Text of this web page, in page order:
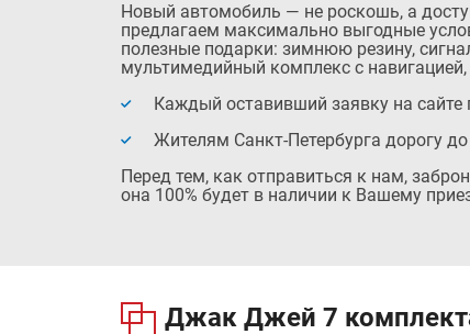
Новый автомобиль — не роскошь, а
предлагаем максимально выгодные
полезные подарки: зимнюю резину,
мультимедийный комплекс с
Каждый оставивший заявку на сайте
Жителям Санкт-Петербурга дорогу
Перед тем, как отправиться к нам,
она 100% будет в наличии к Вашему
Джак Джей 7